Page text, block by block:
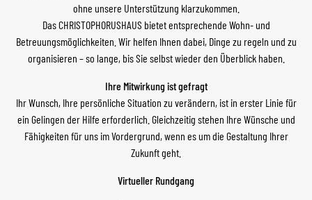
ohne unsere Unterstützung klarzukommen.
Das CHRISTOPHORUSHAUS bietet entsprechende Wohn- und
Betreuungsmöglichkeiten. Wir helfen Ihnen dabei, Dinge zu regeln und zu
organisieren – so lange, bis Sie selbst wieder den Überblick haben.
Ihre Mitwirkung ist gefragt
Ihr Wunsch, Ihre persönliche Situation zu verändern, ist in erster Linie für
ein Gelingen der Hilfe erforderlich. Gleichzeitig stehen Ihre Wünsche und
Fähigkeiten für uns im Vordergrund, wenn es um die Gestaltung Ihrer
Zukunft geht.
Virtueller Rundgang